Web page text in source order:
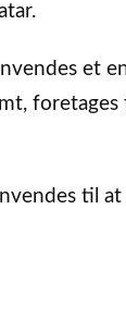
et
foretages
til